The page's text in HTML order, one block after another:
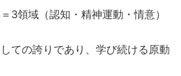
3領域（認知・精神運動・情意）
ての誇りであり、学び続ける原動